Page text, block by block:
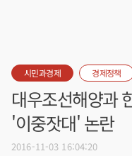
시민과경제 경제정책
대우조선해양과
'이중잣대' 논란
2016-11-03 16:04:20